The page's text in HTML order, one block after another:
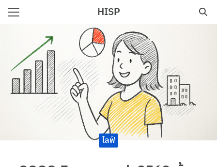
Skip
HISP
ไลฟ์